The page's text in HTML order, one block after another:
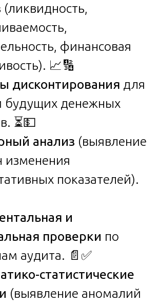
(ликвидность,
финансовая
📈🔢
дисконтирования для
будущих денежных
⏳💵
анализ (выявление
изменения
показателей).
и
проверки по
аудита. 📄✅
статистические
(выявление аномалий